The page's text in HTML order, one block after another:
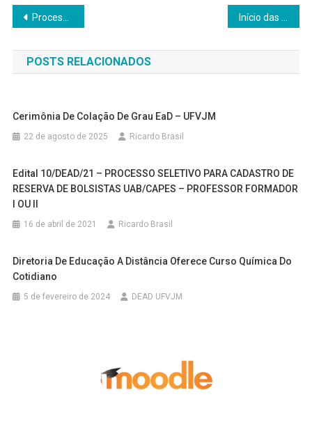
Navegação
de
Post
Processos seletivos pra Pós-Graduação Lato Sensu abertos na DEAD
POSTS RELACIONADOS
Cerimônia De Colação De Grau EaD – UFVJM
22 de agosto de 2025 Ricardo Brasil
Edital 10/DEAD/21 – PROCESSO SELETIVO PARA CADASTRO DE
RESERVA DE BOLSISTAS UAB/CAPES – PROFESSOR FORMADOR
I OU II
16 de abril de 2021 Ricardo Brasil
Diretoria De Educação A Distância Oferece Curso Química Do
Cotidiano
5 de fevereiro de 2024 DEAD UFVJM